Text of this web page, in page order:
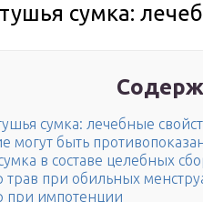
сумка:
сумка: лечебные
могут быть
в составе целебных
трав при обильных
при импотенции